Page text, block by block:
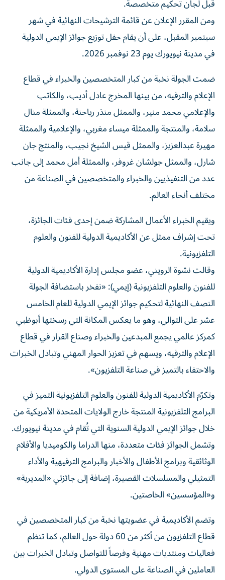
قبل لجان تحكيم متخصصة.
ومن المقرر الإعلان عن قائمة الترشيحات النهائية في شهر
سبتمبر المقبل، على أن يقام حفل توزيع جوائز الإيمي الدولية
في مدينة نيويورك يوم 23 نوفمبر 2026.
ضمت الجولة نخبة من كبار المتخصصين والخبراء في قطاع
الإعلام والترفيه، من بينها المخرج عادل أديب، والكاتب
والإعلامي محمد منير، والممثل منذر رياحنة، والممثلة منال
سلامة، والمنتجة والممثلة ميساء مغربي، والإعلامية والممثلة
مهيرة عبدالعزيز، والممثل قيس الشيخ نجيب، والمنتج جان
شارل، والممثل جولشان غروفر، والممثلة أمل محمد إلى جانب
عدد من التنفيذيين والخبراء والمتخصصين في الصناعة من
مختلف أنحاء العالم.
ويقيم الخبراء الأعمال المشاركة ضمن إحدى فئات الجائزة،
تحت إشراف ممثل عن الأكاديمية الدولية للفنون والعلوم
التلفزيونية.
وقالت نشوة الرويني، عضو مجلس إدارة الأكاديمية الدولية
للفنون والعلوم التلفزيونية (إيمي): «نفخر باستضافة الجولة
النصف النهائية لتحكيم جوائز الإيمي الدولية للعام الخامس
عشر على التوالي، وهو ما يعكس المكانة التي رسختها أبوظبي
كمركز عالمي يجمع المبدعين والخبراء وصناع القرار في قطاع
الإعلام والترفيه، ويسهم في تعزيز الحوار المهني وتبادل الخبرات
والاحتفاء بالتميز في صناعة التلفزيون».
وتكرّم الأكاديمية الدولية للفنون والعلوم التلفزيونية التميز في
البرامج التلفزيونية المنتجة خارج الولايات المتحدة الأمريكية من
خلال جوائز الإيمي الدولية السنوية التي تُقام في مدينة نيويورك.
وتشمل الجوائز فئات متعددة، منها الدراما والكوميديا والأفلام
الوثائقية وبرامج الأطفال والأخبار والبرامج الترفيهية والأداء
التمثيلي والمسلسلات القصيرة، إضافة إلى جائزتي «المديرية»
و«المؤسسين» الخاصتين.
وتضم الأكاديمية في عضويتها نخبة من كبار المتخصصين في
قطاع التلفزيون من أكثر من 60 دولة حول العالم، كما تنظم
فعاليات ومنتديات مهنية وفرصاً للتواصل وتبادل الخبرات بين
العاملين في الصناعة على المستوى الدولي.